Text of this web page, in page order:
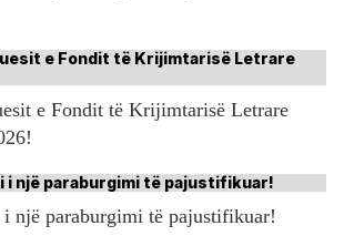
e Fondit të Krijimtarisë Letrare
një paraburgimi të pajustifikuar!